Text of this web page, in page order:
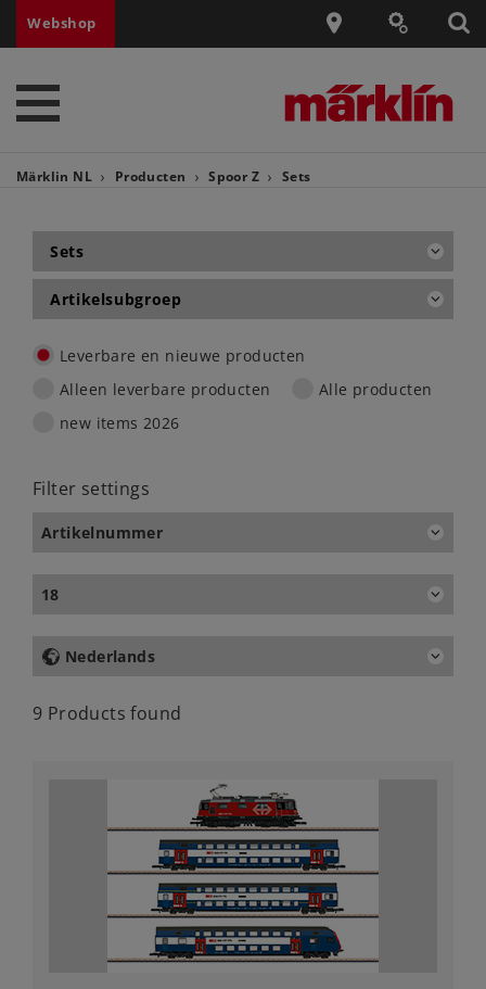
Webshop
Märklin NL Producten Spoor Z Sets
Sets
Artikelsubgroep
Leverbare en nieuwe producten
Alleen leverbare producten
Alle producten
new items 2026
Filter settings
Artikelnummer
18
Nederlands
9 Products found